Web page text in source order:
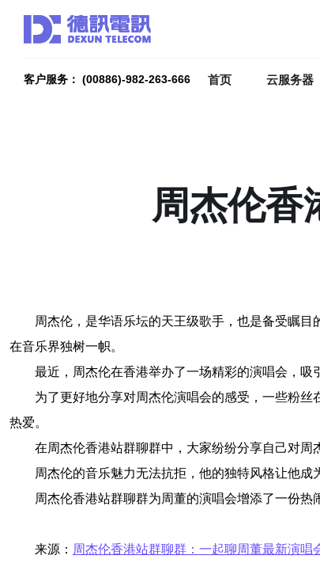
客户服务： (00886)-982-263-666 首页 云服务器
周杰伦香
周杰伦，是华语乐坛的天王级歌手，也是备受瞩
在音乐界独树一帜。
最近，周杰伦在香港举办了一场精彩的演唱会，吸
为了更好地分享对周杰伦演唱会的感受，一些粉
热爱。
在周杰伦香港站群聊群中，大家纷纷分享自己对周
周杰伦的音乐魅力无法抗拒，他的独特风格让他
周杰伦香港站群聊群为周董的演唱会增添了一份
来源： 周杰伦香港站群聊群：一起聊周董最新演唱